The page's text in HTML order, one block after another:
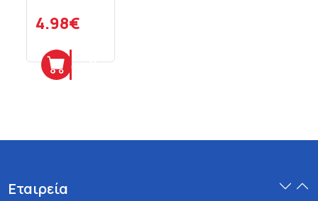
gr
4.98€
Προσθήκη
Εταιρεία